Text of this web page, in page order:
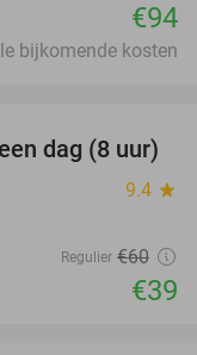
€94
bijkomende kosten
35%
dag (8 uur)
9.4 star
Regulier €60
€39